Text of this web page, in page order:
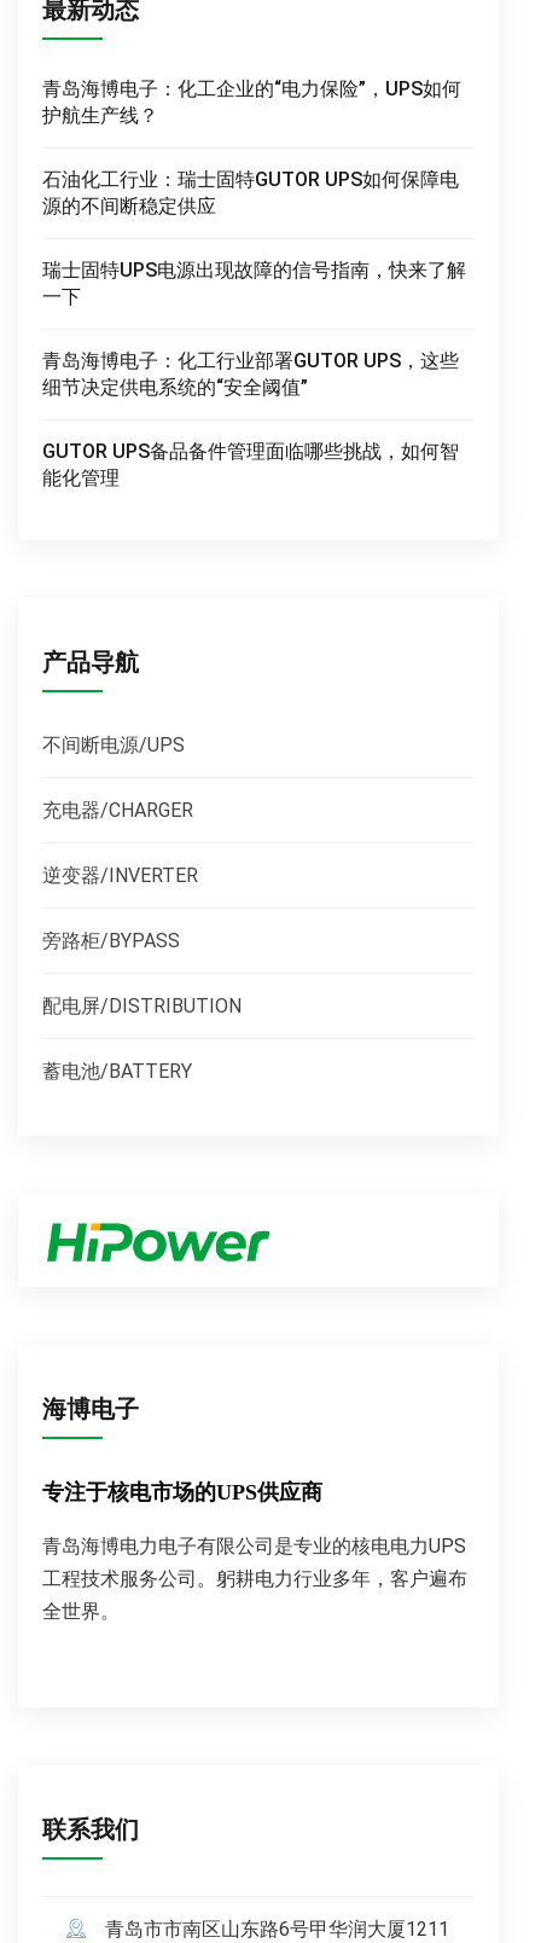
最新动态
青岛海博电子：化工企业的“电力保险”，UPS如何
护航生产线？
石油化工行业：瑞士固特GUTOR UPS如何保障电
源的不间断稳定供应
瑞士固特UPS电源出现故障的信号指南，快来了解
一下
青岛海博电子：化工行业部署GUTOR UPS，这些
细节决定供电系统的“安全阈值”
GUTOR UPS备品备件管理面临哪些挑战，如何智
能化管理
产品导航
不间断电源/UPS
充电器/CHARGER
逆变器/INVERTER
旁路柜/BYPASS
配电屏/DISTRIBUTION
蓄电池/BATTERY
海博电子
专注于核电市场的UPS供应商
青岛海博电力电子有限公司是专业的核电电力UPS
工程技术服务公司。躬耕电力行业多年，客户遍布
全世界。
联系我们
青岛市市南区山东路6号甲华润大厦1211